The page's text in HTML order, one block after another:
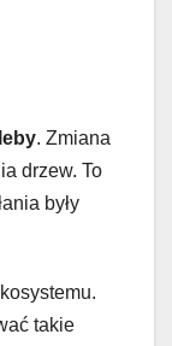
. Zmiana
drzew. To
były
takie